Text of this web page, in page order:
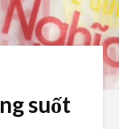
suốt